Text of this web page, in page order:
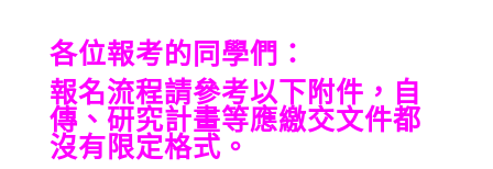
各位報考的同學們：
報名流程請參考以下附件，自
傳、研究計畫等應繳交文件都
沒有限定格式。